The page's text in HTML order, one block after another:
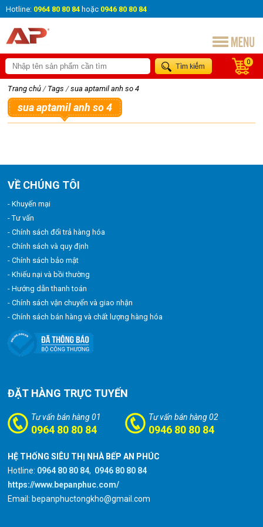
Hotline: 0964 80 80 84 hoặc 0946 80 80 84
0
Trang chủ / Tags / sua aptamil anh so 4
sua aptamil anh so 4
VỀ CHÚNG TÔI
- Khuyến mại
- Tư vấn
- Chính sách đổi trả hàng hóa
- Chính sách và quy định
- Chính sách bảo mật
- Khiếu nại và bồi thường
- Hướng dẫn thanh toán
- Chính sách vận chuyển và giao nhận
- Chính sách bán hàng và chất lượng hàng hóa
ĐẶT HÀNG TRỰC TUYẾN
Tư vấn bán hàng 01
0964 80 80 84
Tư vấn bán hàng 02
0946 80 80 84
HỆ THỐNG SIÊU THỊ NHÀ BẾP AN PHÚC
Hotline: 0964 80 80 84, 0946 80 80 84
https://www.bepanphuc.com/
Email: bepanphuctongkho@gmail.com